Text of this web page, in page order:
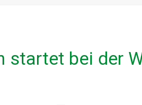
startet bei der